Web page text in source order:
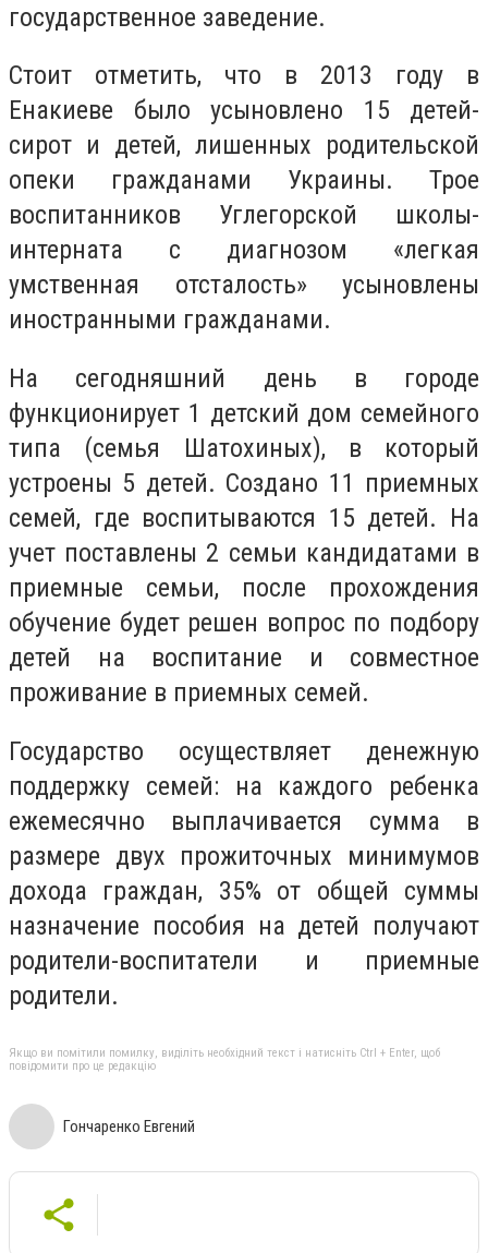
государственное заведение.
Стоит отметить, что в 2013 году в
Енакиеве было усыновлено 15 детей-
сирот и детей, лишенных родительской
опеки гражданами Украины. Трое
воспитанников Углегорской школы-
интерната с диагнозом «легкая
умственная отсталость» усыновлены
иностранными гражданами.
На сегодняшний день в городе
функционирует 1 детский дом семейного
типа (семья Шатохиных), в который
устроены 5 детей. Создано 11 приемных
семей, где воспитываются 15 детей. На
учет поставлены 2 семьи кандидатами в
приемные семьи, после прохождения
обучение будет решен вопрос по подбору
детей на воспитание и совместное
проживание в приемных семей.
Государство осуществляет денежную
поддержку семей: на каждого ребенка
ежемесячно выплачивается сумма в
размере двух прожиточных минимумов
дохода граждан, 35% от общей суммы
назначение пособия на детей получают
родители-воспитатели и приемные
родители.
Якщо ви помітили помилку, виділіть необхідний текст і натисніть Ctrl + Enter, щоб
повідомити про це редакцію
Гончаренко Евгений